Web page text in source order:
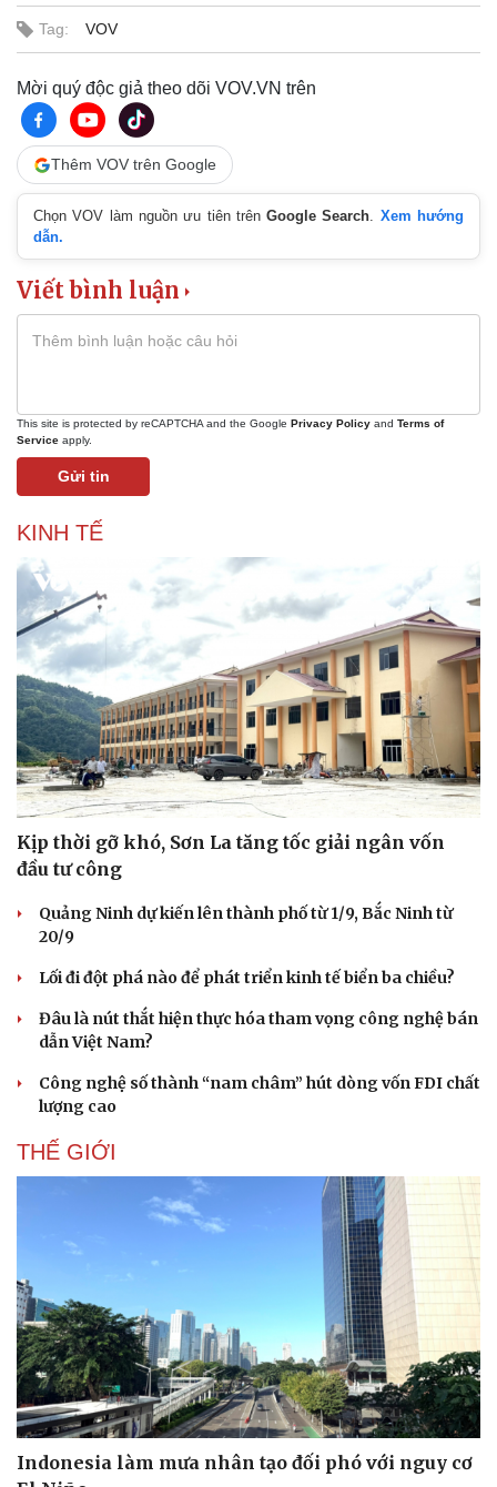
Khởi nghiệp
Tiêu dùng
Chứng khoán
Giá cà phê
Pháp luật
Vụ án
Tư vấn luật
Quân sự - Quốc phòng
Tag: VOV
Mời quý độc giả theo dõi VOV.VN trên
Thêm VOV trên Google
Chọn VOV làm nguồn ưu tiên trênGoogle Search. Xem hướng
dẫn.
Viết bình luận
This site is protected by reCAPTCHA and the Google Privacy Policy and Terms of
Service apply.
Gửi tin
KINH TẾ
Kịp thời gỡ khó, Sơn La tăng tốc giải ngân vốn
đầu tư công
Quảng Ninh dự kiến lên thành phố từ 1/9, Bắc Ninh từ
20/9
Lối đi đột phá nào để phát triển kinh tế biển ba chiều?
Đâu là nút thắt hiện thực hóa tham vọng công nghệ bán
dẫn Việt Nam?
Công nghệ số thành “nam châm” hút dòng vốn FDI chất
lượng cao
THẾ GIỚI
Indonesia làm mưa nhân tạo đối phó với nguy cơ